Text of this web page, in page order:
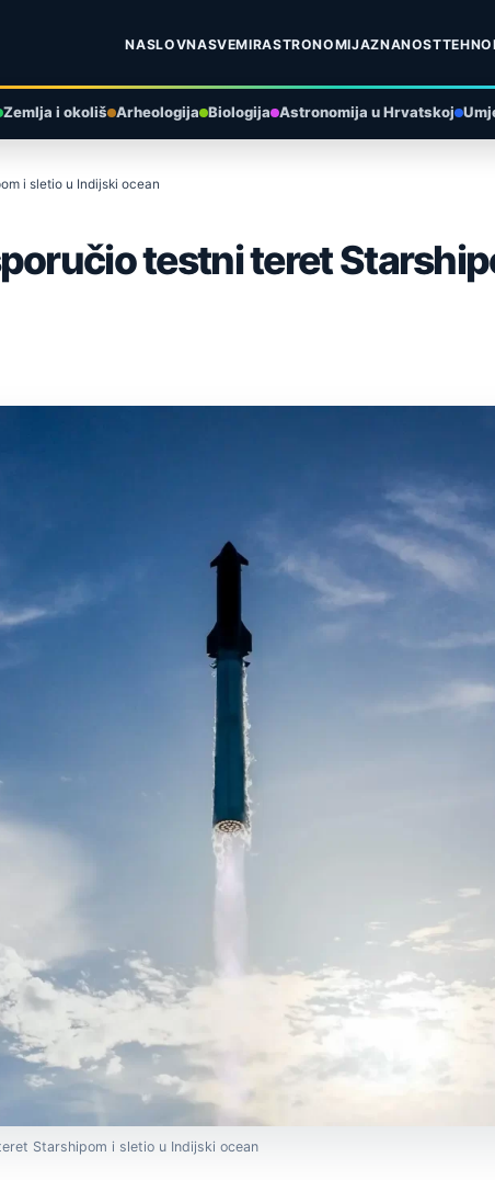
NASLOVNASVEMIRASTRONOMIJAZNANOST
Zemlja i okoliš Arheologija Biologija Astronomija u Hrvatskoj
i sletio u Indijski ocean
testni teret
Starshipom i sletio u Indijski ocean